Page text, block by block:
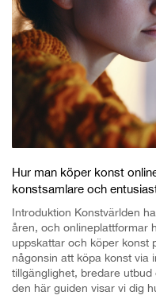
Hur man köper konst
konstsamlare och
Introduktion Konstvärlden
åren, och onlineplattformar
uppskattar och köper konst
någonsin att köpa konst via
tillgänglighet, bredare
den här guiden visar vi dig